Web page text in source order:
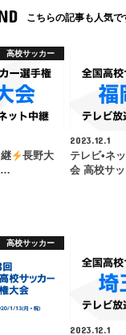
こちらの記事も人気で
高校サッカー
長野大
…
2023.12.1
テレビ•ネ
会 高校サ
高校サッカー
2023.12.1